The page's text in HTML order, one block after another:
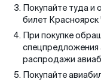
Покупайте туда и
билет Красноярск
При покупке
спецпредложения
распродажи
Покупайте